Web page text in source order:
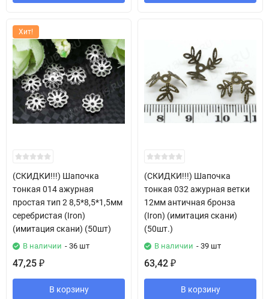
Хит!
(СКИДКИ!!!) Шапочка
тонкая 014 ажурная
простая тип 2 8,5*8,5*1,5мм
серебристая (Iron)
(имитация скани) (50шт)
В наличии - 36 шт
47,25 ₽
В корзину
(СКИДКИ!!!) Шапочка
тонкая 032 ажурная ветки
12мм античная бронза
(Iron) (имитация скани)
(50шт.)
В наличии - 39 шт
63,42 ₽
В корзину